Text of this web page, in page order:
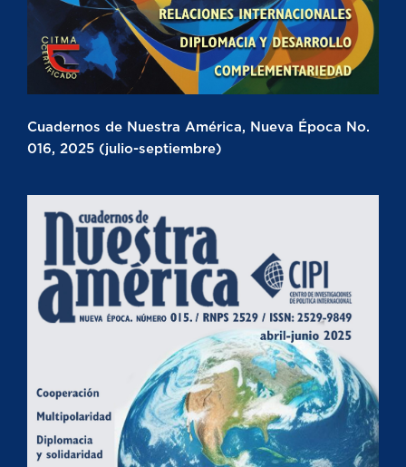
Cuadernos de Nuestra América, Nueva Época No.
016, 2025 (julio-septiembre)